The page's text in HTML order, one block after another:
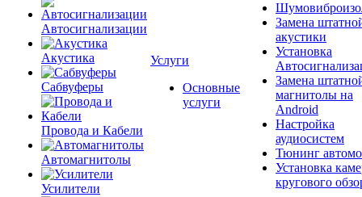
Автосигнализации
Акустика
Сабвуферы
Провода и Кабели
Автомагнитолы
Усилители
Услуги
Основные
услуги
Замена
акустики
Установка
Замена
магнитолы на
Android
Настройка
аудиосистем
Тюнинг
Установка
кругового